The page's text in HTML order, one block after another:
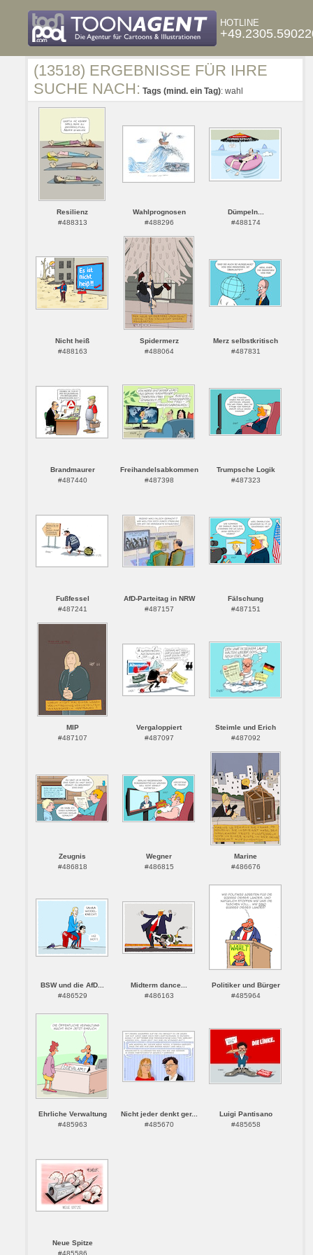
HOTLINE
(13518) ERGEBNISSE FÜR IHRE
SUCHE NACH: Tags (mind. ein Tag): wahl
Resilienz
#488313
Wahlprognosen
#488296
Dümpeln...
#488174
Nicht heiß
#488163
Spidermerz
#488064
Merz selbstkritisch
#487831
Brandmaurer
#487440
Freihandelsabkommen
#487398
Trumpsche Logik
#487323
Fußfessel
#487241
AfD-Parteitag in NRW
#487157
Fälschung
#487151
MlP
#487107
Vergaloppiert
#487097
Steimle und Erich
#487092
Zeugnis
#486818
Wegner
#486815
Marine
#486676
BSW und die AfD...
#486529
Midterm dance...
#486163
Politiker und Bürger
#485964
Ehrliche Verwaltung
#485963
Nicht jeder denkt ger...
#485670
Luigi Pantisano
#485658
Neue Spitze
#485586